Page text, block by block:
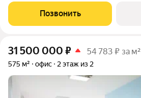
Позвонить
31 500 000 ₽ 54 783 ₽ за м²
575 м² офис 2 этаж из 2